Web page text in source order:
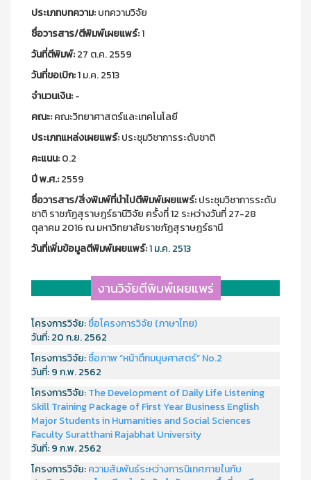
ประเภทบทความ:บทความวิจัย
ชื่อวารสาร/ตีพิมพ์เผยแพร์:1
วันที่ตีพิมพ์:27 ต.ค. 2559
วันที่ขอเบิก:1 ม.ค. 2513
จำนวนเงิน:-
คณะ:คณะวิทยาศาสตร์และเทคโนโลยี
ประเภทแหล่งเผยแพร์:ประชุมวิชาการระดับชาติ
คะแนน:0.2
ปี พ.ศ.:2559
ชื่อวารสาร/สิ่งพิมพ์ที่นำไปตีพิมพ์เผยแพร์:ประชุมวิชาการระดับ
ชาติ ราชภัฏสุราษฎร์ธานีวิจัย ครั้งที่ 12 ระหว่างวันที่ 27-28
ตุลาคม 2016 ณ มหาวิทยาลัยราชภัฏสุราษฎร์ธานี
วันที่เพิ่มข้อมูลตีพิมพ์เผยแพร์:1 ม.ค. 2513
งานวิจัยตีพิมพ์เผยแพร่
โครงการวิจัย:ชื่อโครงการวิจัย (ภาษาไทย)
วันที่:20 ก.ย. 2562
โครงการวิจัย:ชื่อภาพ “หน้าตึกมนุษศาสตร์” No.2
วันที่:9 ก.พ. 2562
โครงการวิจัย:The Development of Daily Life Listening
Skill Training Package of First Year Business English
Major Students in Humanities and Social Sciences
Faculty Suratthani Rajabhat University
วันที่:9 ก.พ. 2562
โครงการวิจัย:ความสัมพันธ์ระหว่างการนิเทศภายในกับ